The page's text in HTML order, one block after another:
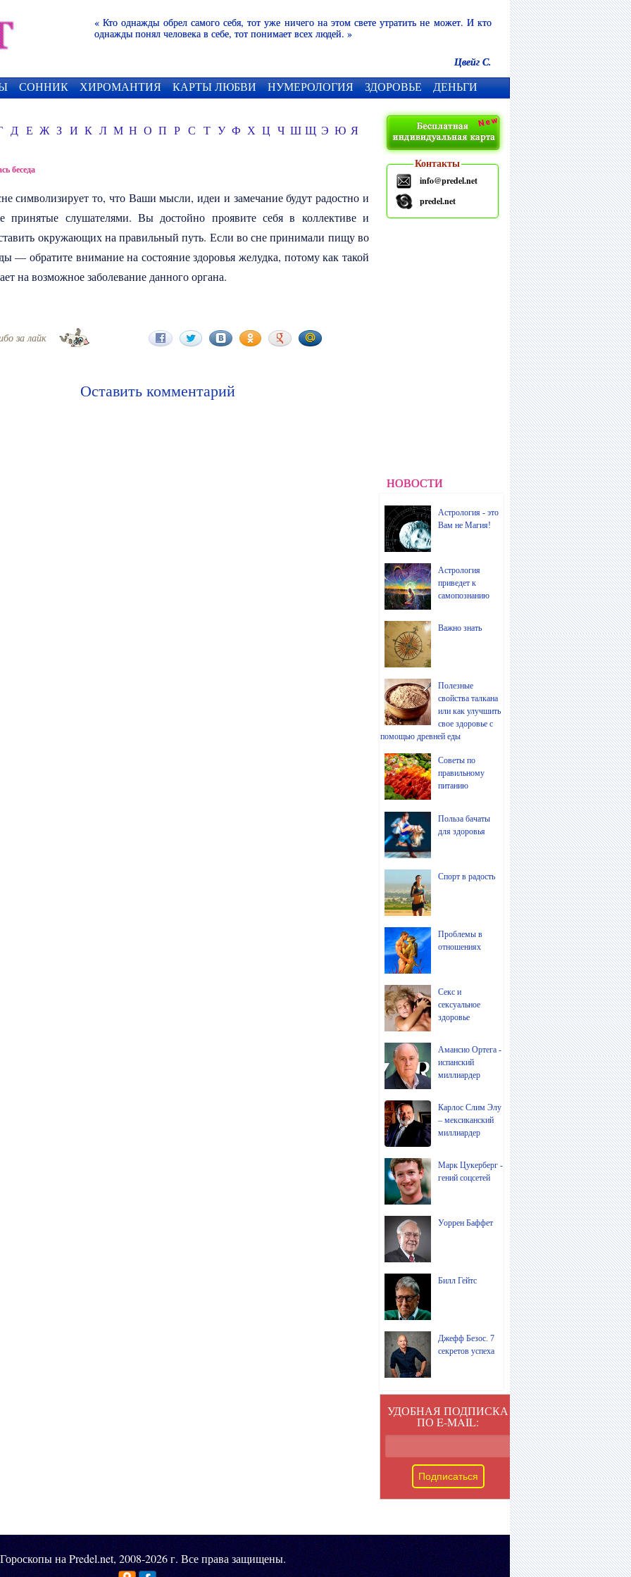
« Кто однажды обрел самого себя, тот уже ничего на этом свете утратить не может. И кто
однажды понял человека в себе, тот понимает всех людей. »
Цвейг С.
СОННИК ХИРОМАНТИЯ КАРТЫ ЛЮБВИ НУМЕРОЛОГИЯ ЗДОРОВЬЕ ДЕНЬГИ
Д Е Ж З И К Л М Н О П Р С Т У Ф Х Ц Ч Ш Щ Э Ю Я
беседа
символизирует то, что Ваши мысли, идеи и замечание будут радостно и
принятые слушателями. Вы достойно проявите себя в коллективе и
окружающих на правильный путь. Если во сне принимали пищу во
— обратите внимание на состояние здоровья желудка, потому как такой
на возможное заболевание данного органа.
за лайк
Оставить комментарий
Контакты
info@predel.net
predel.net
НОВОСТИ
Астрология - это
Вам не Магия!
Астрология
приведет к
самопознанию
Важно знать
Полезные
свойства талкана
или как улучшить
свое здоровье с
помощью древней еды
Советы по
правильному
питанию
Польза бачаты
для здоровья
Спорт в радость
Проблемы в
отношениях
Секс и
сексуальное
здоровье
Амансио Ортега -
испанский
миллиардер
Карлос Слим Элу
– мексиканский
миллиардер
Марк Цукерберг -
гений соцсетей
Уоррен Баффет
Билл Гейтс
Джефф Безос. 7
секретов успеха
УДОБНАЯ ПОДПИСКА
ПО E-MAIL:
Гороскопы на Predel.net, 2008-2026 г. Все права защищены.